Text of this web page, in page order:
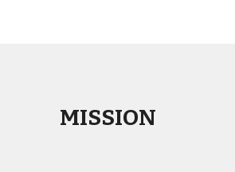
MISSION